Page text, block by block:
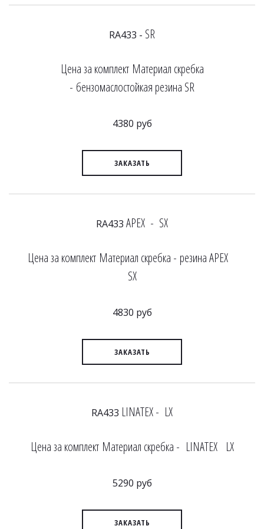
RA433 - SR
Цена за комплект Материал скребка
- бензомаслостойкая резина SR
4380 руб
ЗАКАЗАТЬ
RA433 APEX - SX
Цена за комплект Материал скребка - резина APEX
SX
4830 руб
ЗАКАЗАТЬ
RA433 LINATEX - LX
Цена за комплект Материал скребка - LINATEX LX
5290 руб
ЗАКАЗАТЬ